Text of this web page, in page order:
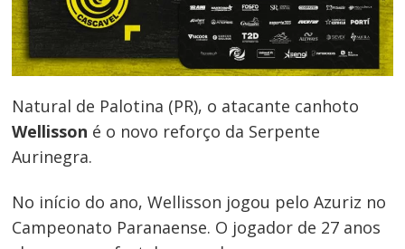
Natural de Palotina (PR), o atacante canhoto
Wellisson é o novo reforço da Serpente
Aurinegra.
No início do ano, Wellisson jogou pelo Azuriz no
Campeonato Paranaense. O jogador de 27 anos
Navegação